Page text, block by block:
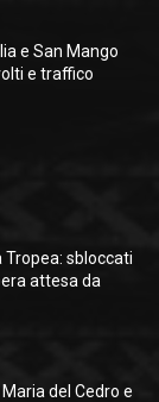
e San Mango
e traffico
sbloccati
attesa da
del Cedro e